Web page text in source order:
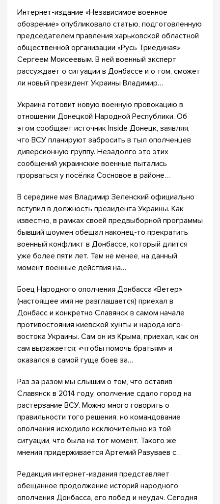
Интернет-издание «Независимое военное
обозрение» опубликовало статью, подготовленную
председателем правления харьковской областной
общественной организации «Русь Триединая»
Сергеем Моисеевым. В ней военный эксперт
рассуждает о ситуации в Донбассе и о том, сможет
ли новый президент Украины Владимир…
Украина готовит новую военную провокацию в
отношении Донецкой Народной Республики. Об
этом сообщает источник Inside Донецк, заявляя,
что ВСУ планируют забросить в тыл ополченцев
диверсионную группу. Незадолго это этих
сообщений украинские военные пытались
прорваться у посёлка Сосновое в районе…
В середине мая Владимир Зеленский официально
вступил в должность президента Украины. Как
известно, в рамках своей предвыборной программы
бывший шоумен обещал наконец-то прекратить
военный конфликт в Донбассе, который длится
уже более пяти лет. Тем не менее, на данный
момент военные действия на…
Боец Народного ополчения Донбасса «Ветер»
(настоящее имя не разглашается) приехал в
Донбасс и конкретно Славянск в самом начале
противостояния киевской хунты и народа юго-
востока Украины. Сам он из Крыма, приехал, как он
сам выражается; «чтобы помочь братьям» и
оказался в самой гуще боев за…
Раз за разом мы слышим о том, что оставив
Славянск в 2014 году, ополчение сдало город на
растерзание ВСУ. Можно много говорить о
правильности того решения, но командование
ополчения исходило исключительно из той
ситуации, что была на тот момент. Такого же
мнения придерживается Артемий Разуваев с…
Редакция интернет-издания представляет
обещанное продолжение историй народного
ополчения Донбасса, его побед и неудач. Сегодня